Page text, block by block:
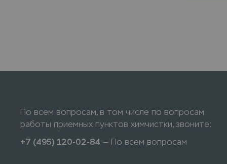
По всем вопросам, в том числе по вопросам
работы приемных пунктов химчистки, звоните:
+7 (495) 120-02-84 — По всем вопросам